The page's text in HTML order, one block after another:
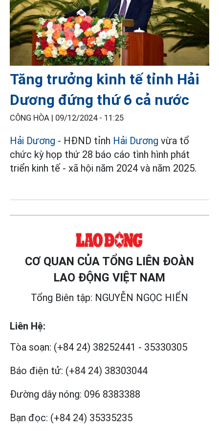
Tăng trưởng kinh tế tỉnh Hải
Dương đứng thứ 6 cả nước
CÔNG HÒA | 09/12/2024 - 11:25
Hải Dương - HĐND tỉnh Hải Dương vừa tổ
chức kỳ họp thứ 28 báo cáo tình hình phát
triển kinh tế - xã hội năm 2024 và năm 2025.
CƠ QUAN CỦA TỔNG LIÊN ĐOÀN
LAO ĐỘNG VIỆT NAM
Tổng Biên tập: NGUYỄN NGỌC HIỂN
Liên Hệ:
Tòa soạn: (+84 24) 38252441 - 35330305
Báo điện tử: (+84 24) 38303044
Đường dây nóng: 096 8383388
Bạn đọc: (+84 24) 35335235